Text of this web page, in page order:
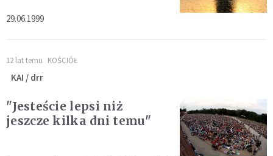
29.06.1999
12 lat temu KOŚCIÓŁ
KAI / drr
"Jesteście lepsi niż
jeszcze kilka dni temu"